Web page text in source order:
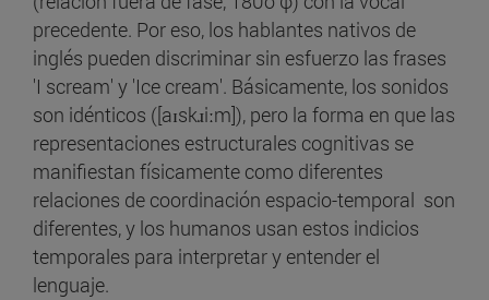
precedente. Por eso, los hablantes nativos de
inglés pueden discriminar sin esfuerzo las frases
'I scream' y 'Ice cream'. Básicamente, los sonidos
son idénticos ([aɪskɹiːm]), pero la forma en que las
representaciones estructurales cognitivas se
manifiestan físicamente como diferentes
relaciones de coordinación espacio-temporal son
diferentes, y los humanos usan estos indicios
temporales para interpretar y entender el
lenguaje.